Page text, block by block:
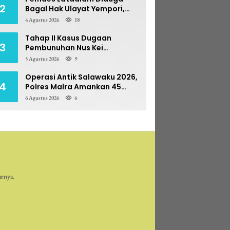
2
Bagal Hak Ulayat Yempori,
Prona BPN Terseret Bara
4 Agustus 2026 18
3
Tahap II Kasus Dugaan
Pembunuhan Nus Kei
Dilimpahkan ke PN Ambon
5 Agustus 2026 9
4
Operasi Antik Salawaku 2026,
Polres Malra Amankan 45
Liter Sopi
6 Agustus 2026 6